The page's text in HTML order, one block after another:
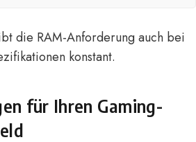
die RAM-Anforderung auch bei
konstant.
für Ihren Gaming-